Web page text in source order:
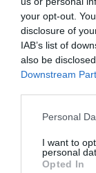
your opt-out.
disclosure of
IAB’s list of
also be
Downstream
Personal
I want to
personal
Opted In
vigente, con el
contemple
promoción de
esfuerzo
la sociedad,
La situación
problema que